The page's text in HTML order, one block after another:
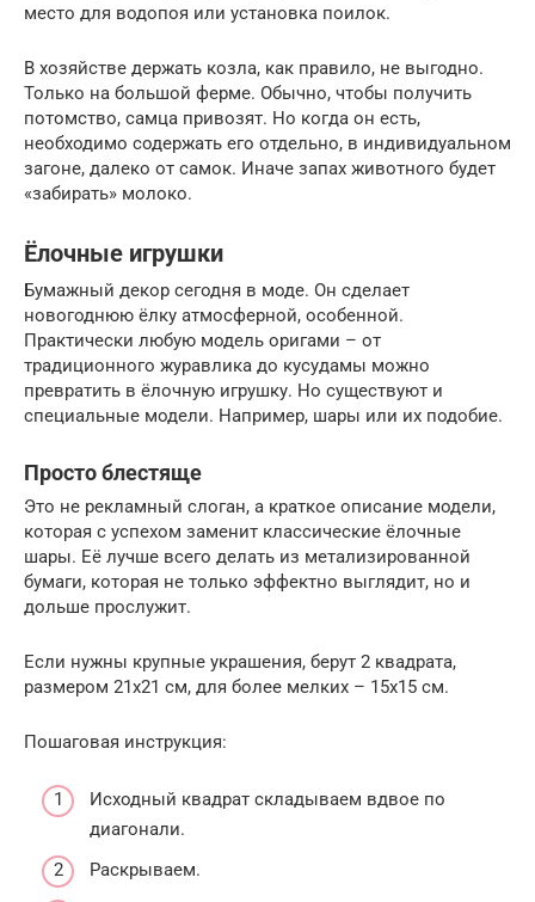
место для водопоя или установка поилок.
В хозяйстве держать козла, как правило, не выгодно.
Только на большой ферме. Обычно, чтобы получить
потомство, самца привозят. Но когда он есть,
необходимо содержать его отдельно, в индивидуальном
загоне, далеко от самок. Иначе запах животного будет
«забирать» молоко.
Ёлочные игрушки
Бумажный декор сегодня в моде. Он сделает
новогоднюю ёлку атмосферной, особенной.
Практически любую модель оригами – от
традиционного журавлика до кусудамы можно
превратить в ёлочную игрушку. Но существуют и
специальные модели. Например, шары или их подобие.
Просто блестяще
Это не рекламный слоган, а краткое описание модели,
которая с успехом заменит классические ёлочные
шары. Её лучше всего делать из метализированной
бумаги, которая не только эффектно выглядит, но и
дольше прослужит.
Если нужны крупные украшения, берут 2 квадрата,
размером 21х21 см, для более мелких – 15х15 см.
Пошаговая инструкция:
Исходный квадрат складываем вдвое по
диагонали.
Раскрываем.